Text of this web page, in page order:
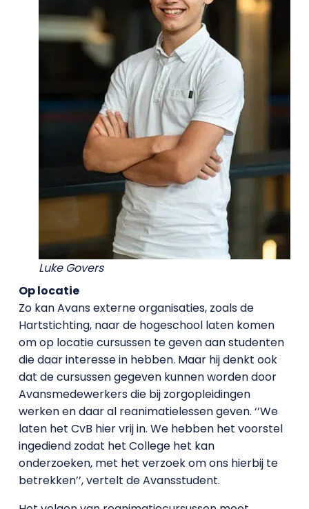
Luke Govers
Op locatie
Zo kan Avans externe organisaties, zoals de
Hartstichting, naar de hogeschool laten komen
om op locatie cursussen te geven aan studenten
die daar interesse in hebben. Maar hij denkt ook
dat de cursussen gegeven kunnen worden door
Avansmedewerkers die bij zorgopleidingen
werken en daar al reanimatielessen geven. ‘’We
laten het CvB hier vrij in. We hebben het voorstel
ingediend zodat het College het kan
onderzoeken, met het verzoek om ons hierbij te
betrekken’’, vertelt de Avansstudent.